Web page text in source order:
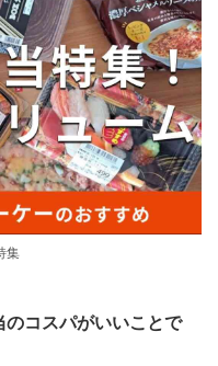
集
コスパがいいことで